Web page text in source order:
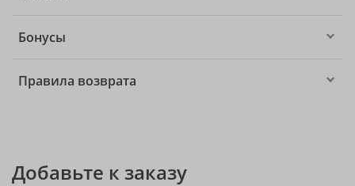
Бонусы
Правила возврата
Добавьте к заказу